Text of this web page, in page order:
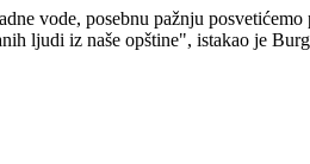
vode, posebnu pažnju
ljudi iz naše opštine", istakao je